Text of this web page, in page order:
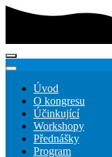
Úvod
O kongresu
Účinkující
Workshopy
Přednášky
Program